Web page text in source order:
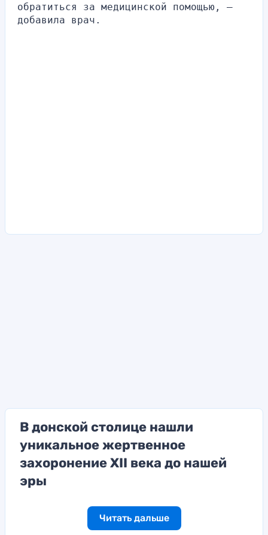
обратиться за медицинской помощью, –
добавила врач.
В донской столице нашли
уникальное жертвенное
захоронение XII века до нашей
эры
Читать дальше